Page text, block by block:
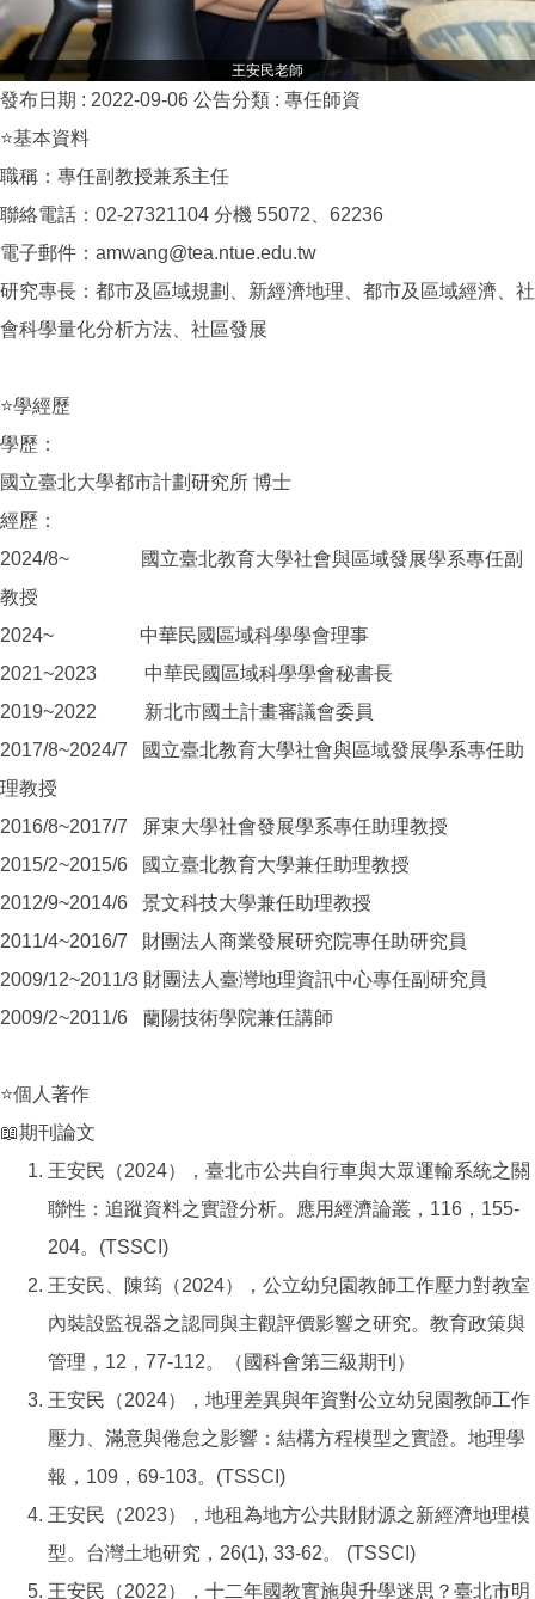
王安民老師
發布日期 : 2022-09-06 公告分類 : 專任師資
⭐基本資料
職稱：專任副教授兼系主任
聯絡電話：02-27321104 分機 55072、62236
電子郵件：amwang@tea.ntue.edu.tw
研究專長：都市及區域規劃、新經濟地理、都市及區域經濟、社
會科學量化分析方法、社區發展
⭐學經歷
學歷：
國立臺北大學都市計劃研究所 博士
經歷：
2024/8~ 國立臺北教育大學社會與區域發展學系專任副
教授
2024~ 中華民國區域科學學會理事
2021~2023 中華民國區域科學學會秘書長
2019~2022 新北市國土計畫審議會委員
2017/8~2024/7 國立臺北教育大學社會與區域發展學系專任助
理教授
2016/8~2017/7 屏東大學社會發展學系專任助理教授
2015/2~2015/6 國立臺北教育大學兼任助理教授
2012/9~2014/6 景文科技大學兼任助理教授
2011/4~2016/7 財團法人商業發展研究院專任助研究員
2009/12~2011/3 財團法人臺灣地理資訊中心專任副研究員
2009/2~2011/6 蘭陽技術學院兼任講師
⭐個人著作
📖期刊論文
王安民（2024），臺北市公共自行車與大眾運輸系統之關
聯性：追蹤資料之實證分析。應用經濟論叢，116，155-
204。(TSSCI)
王安民、陳筠（2024），公立幼兒園教師工作壓力對教室
內裝設監視器之認同與主觀評價影響之研究。教育政策與
管理，12，77-112。（國科會第三級期刊）
王安民（2024），地理差異與年資對公立幼兒園教師工作
壓力、滿意與倦怠之影響：結構方程模型之實證。地理學
報，109，69-103。(TSSCI)
王安民（2023），地租為地方公共財財源之新經濟地理模
型。台灣土地研究，26(1), 33-62。 (TSSCI)
王安民（2022），十二年國教實施與升學迷思？臺北市明